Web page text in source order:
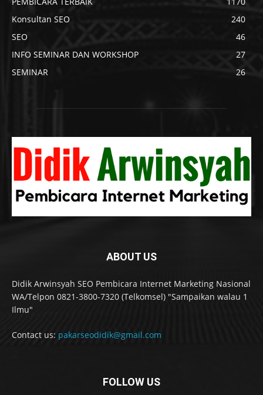
Konsultan SEO
240
SEO
46
INFO SEMINAR DAN WORKSHOP
27
SEMINAR
26
ABOUT US
Didik Arwinsyah SEO Pembicara Internet Marketing Nasional
WA/Telpon 0821-3800-7320 (Telkomsel) "Sampaikan walau 1
Ilmu"
Contact us: pakarseodidik@gmail.com
FOLLOW US